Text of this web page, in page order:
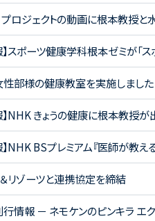
プロジェクトの動画に根本教授
】スポーツ健康学科根本ゼミが「
部様の健康教室を実施しました
】NHK きょうの健康に根本教授が
】NHK BSプレミアム『医師が教
リゾーツと連携協定を締結
情報 － ネモケンのピンキラ エ